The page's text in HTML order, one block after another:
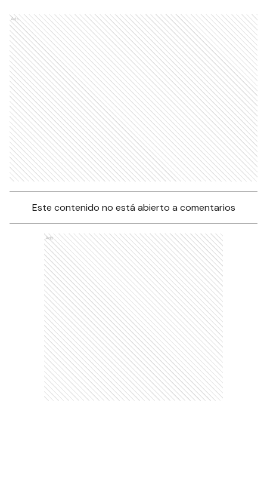
Ads
Este contenido no está abierto a comentarios
Ads